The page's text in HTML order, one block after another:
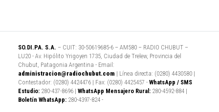
SO.DI.PA. S.A. – CUIT: 30-50619685-6 – AM580 – RADIO CHUBUT –
LU20 - Av. Hipólito Yrigoyen 1735, Ciudad de Trelew, Provincia del
Chubut, Patagonia Argentina - Email:
administracion@radiochubut.com | Línea directa: (0280) 4430580 |
Contestador: (0280) 4424476 | Fax: (0280) 4425457 - WhatsApp / SMS
Estudio: 280-437-8696 | WhatsApp Mensajero Rural: 280-4592-884 |
Boletín WhatsApp: 280-4397-824 -